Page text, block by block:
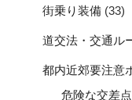
街乗り装備 (33)
道交法・交通ル
都内近郊要注意
危険な交差点